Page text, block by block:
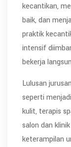
kecantikan,
baik, dan
praktik
intensif
bekerja
Lulusan
seperti
kulit, terapis
salon dan
keterampilan